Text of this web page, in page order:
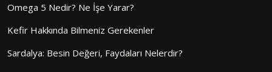
Omega 5 Nedir? Ne İşe Yarar?
Kefir Hakkında Bilmeniz Gerekenler
Sardalya: Besin Değeri, Faydaları Nelerdir?